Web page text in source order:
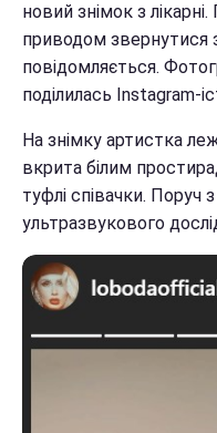
новий знімок з
приводом звернутися
повідомляється.
поділилась Instagram-
На знімку артистка
вкрита білим
туфлі співачки. Поруч
ультразвукового